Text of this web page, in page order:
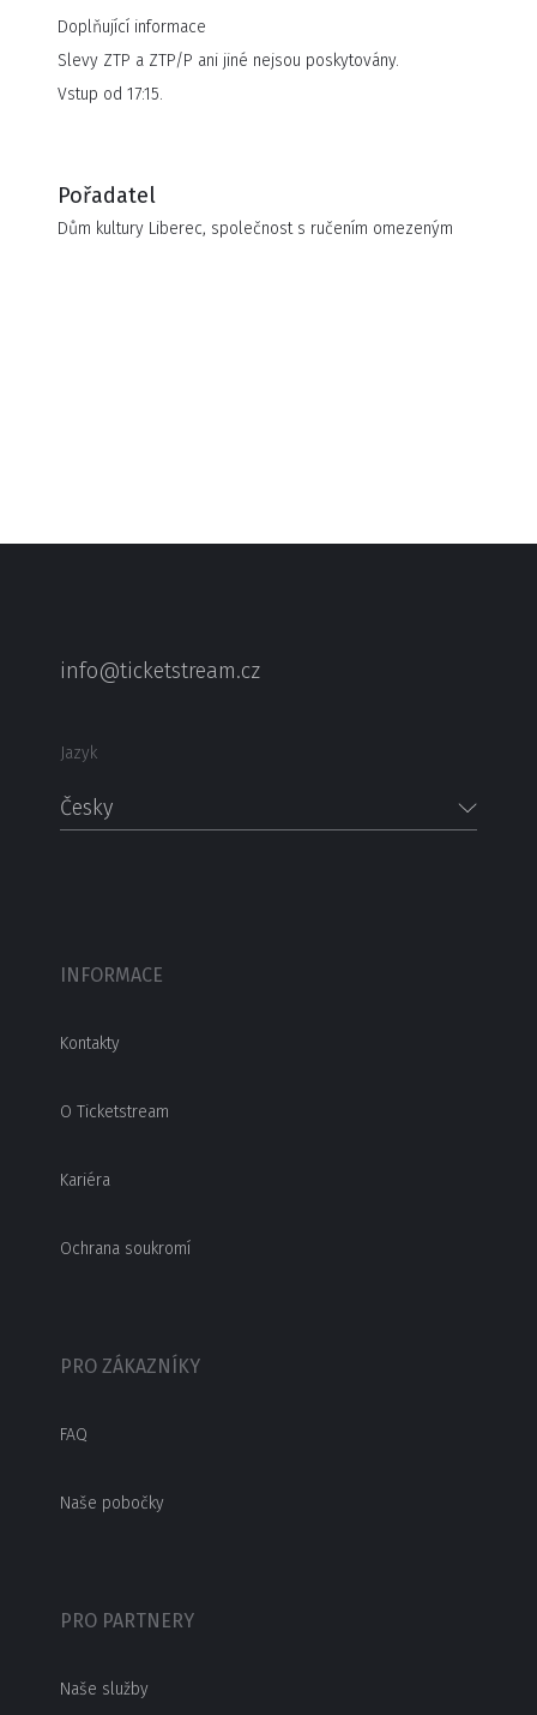
Kurz C – pondělí 10. listopadu 2025
Těšte se na večer plný tance, hudby a společenské
Doplňující informace
Slevy ZTP a ZTP/P ani jiné nejsou poskytovány.
Vstup od 17:15.
Pořadatel
Dům kultury Liberec, společnost s ručením omezeným
info@ticketstream.cz
Jazyk
Česky
INFORMACE
Kontakty
O Ticketstream
Kariéra
Ochrana soukromí
PRO ZÁKAZNÍKY
FAQ
Naše pobočky
PRO PARTNERY
Naše služby